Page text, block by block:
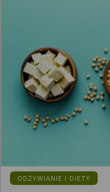
ODŻYWIANIE I DIETY